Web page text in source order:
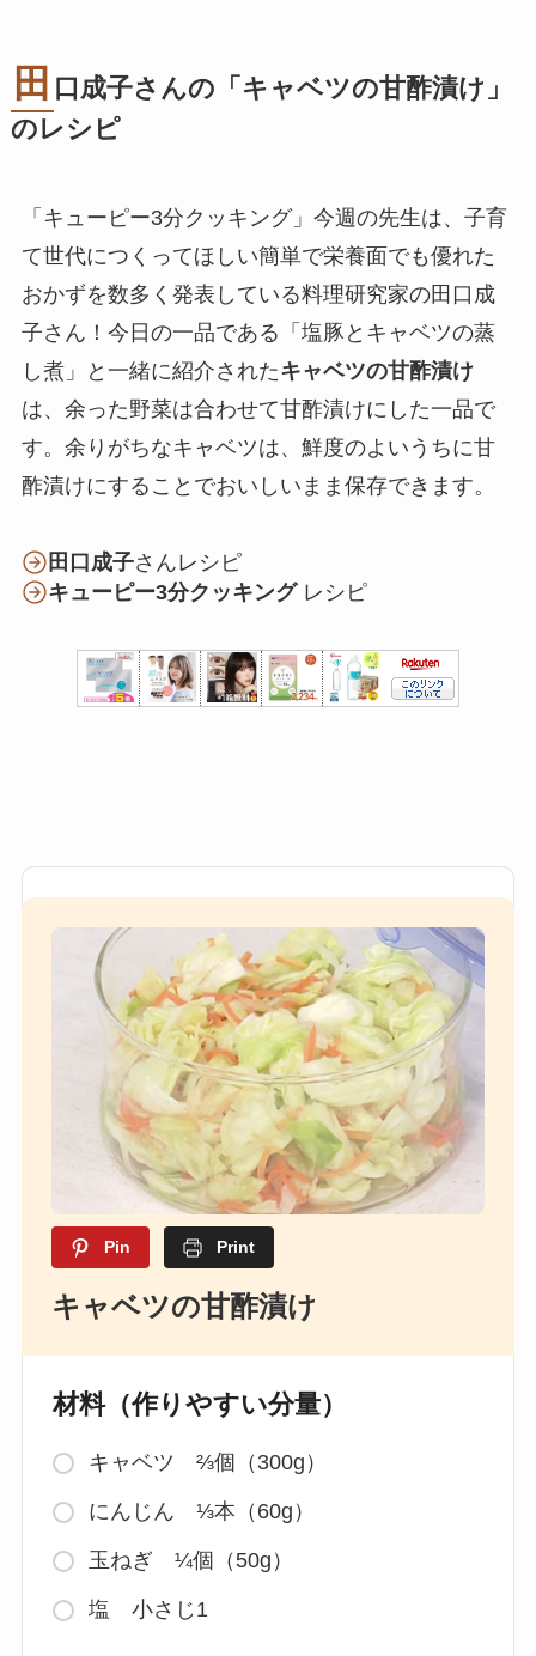
田 口成子さんの「キャベツの甘酢漬け」
のレシピ
「キューピー3分クッキング」今週の先生は、子育
て世代につくってほしい簡単で栄養面でも優れた
おかずを数多く発表している料理研究家の田口成
子さん！今日の一品である「塩豚とキャベツの蒸
し煮」と一緒に紹介されたキャベツの甘酢漬け
は、余った野菜は合わせて甘酢漬けにした一品で
す。余りがちなキャベツは、鮮度のよいうちに甘
酢漬けにすることでおいしいまま保存できます。
田口成子さんレシピ
キューピー3分クッキングレシピ
Pin Print
キャベツの甘酢漬け
材料（作りやすい分量）
キャベツ ⅔個（300g）
にんじん ⅓本（60g）
玉ねぎ ¼個（50g）
塩 小さじ1